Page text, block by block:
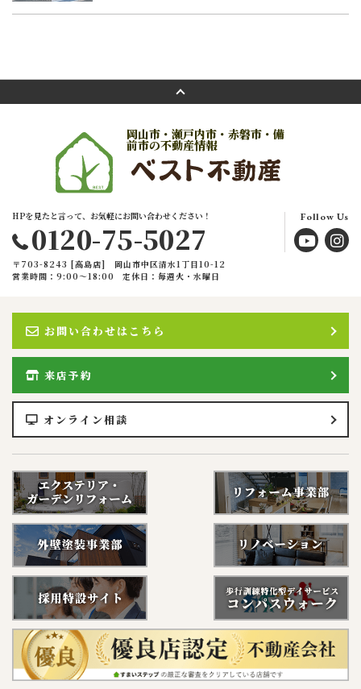
岡山市・瀬戸内市・赤磐市・備
前市の不動産情報
HPを見たと言って、お気軽にお問い合わせください！
0120-75-5027
Follow Us
〒703-8243 [高島店] 岡山市中区清水1丁目10-12
営業時間：9:00〜18:00
定休日：毎週火・水曜日
お問い合わせはこちら
来店予約
オンライン相談